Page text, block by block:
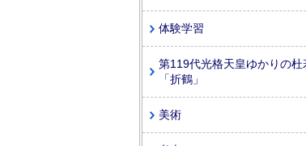
体験学習
第119代光格天皇ゆかりの杜
「折鶴」
美術